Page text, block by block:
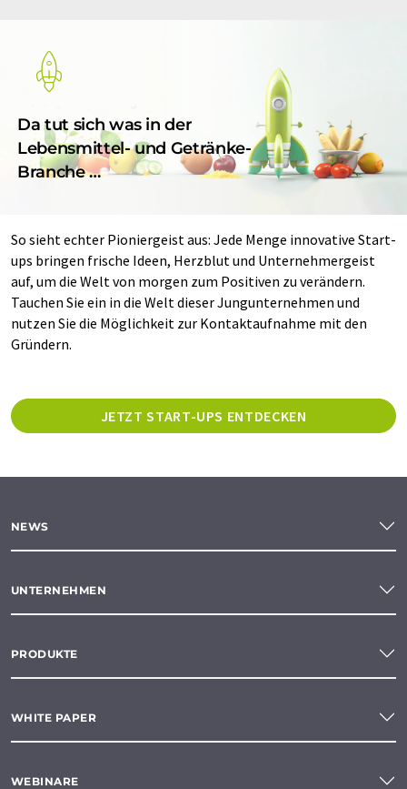
Da tut sich was in der
Lebensmittel- und Getränke-
Branche …
So sieht echter Pioniergeist aus: Jede Menge innovative Start-
ups bringen frische Ideen, Herzblut und Unternehmergeist
auf, um die Welt von morgen zum Positiven zu verändern.
Tauchen Sie ein in die Welt dieser Jungunternehmen und
nutzen Sie die Möglichkeit zur Kontaktaufnahme mit den
Gründern.
JETZT START-UPS ENTDECKEN
NEWS
UNTERNEHMEN
PRODUKTE
WHITE PAPER
WEBINARE